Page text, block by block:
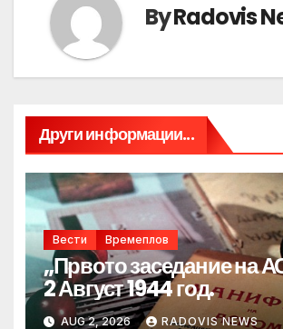
ByRadovis
Други информации...
Вести Времеплов
„Првото заседание на
2 Август 1944 год.
AUG 2, 2026 RADOVIS NEWS